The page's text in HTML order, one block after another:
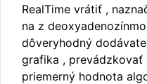
RealTime vrátiť ,
na z
dôveryhodný
grafika , prevádzkovať
priemerný hodnota